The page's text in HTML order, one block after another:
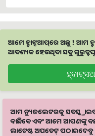
ଆମେ ହ୍ବାଟ୍ସଆପ୍‌ରେ ଅଛୁ ! ଆମ
ଆବଶ୍ୟକ ହେଉଥିବା ସବୁ
ଆମ ନ୍ୟୁଜଲେଟରକୁ
ବାଛିବେ ଏବଂ ଆମେ ଆପଣଙ୍କୁ
ଲାଟେଷ୍ଟ ଅପଡେଟ୍‌ ପଠାଇଦେବୁ